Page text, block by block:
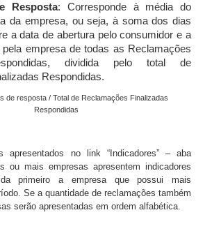
Resposta: Corresponde à média do
da empresa, ou seja, à soma dos dias
a data de abertura pelo consumidor e a
empresa de todas as Reclamações
dividida pelo total de
Respondidas.
de resposta / Total de Reclamações Finalizadas
Respondidas
apresentados no link “Indicadores” – aba
ou mais empresas apresentem indicadores
primeiro a empresa que possui mais
Se a quantidade de reclamações também
serão apresentadas em ordem alfabética.